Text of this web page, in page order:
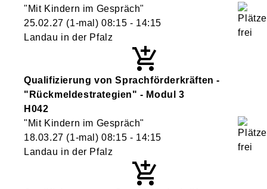
"Mit Kindern im Gespräch"
25.02.27 (1-mal)08:15 - 14:15
Landau in der Pfalz
Qualifizierung von Sprachförderkräften -
"Rückmeldestrategien" - Modul 3
H042
"Mit Kindern im Gespräch"
18.03.27 (1-mal)08:15 - 14:15
Landau in der Pfalz